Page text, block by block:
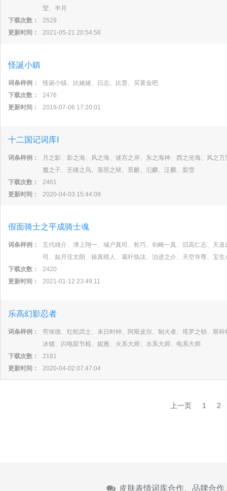
莹、半月
下载次数：
2529
更新时间：
2021-05-21 20:54:58
怪誕小鎮
词条样例：
怪诞小镇、比姥姥、日志、比普、买黄金吧
下载次数：
2476
更新时间：
2019-07-06 17:20:01
十二国记词库Ⅰ
词条样例：
月之影、影之海、风之海、迷宫之岸、东之海神、西之沧海、风之
魔之子、丕绪之鸟、落照之狱、景麒、氾麟、泛麟、梨雪
下载次数：
2461
更新时间：
2020-04-03 15:44:09
假面骑士之平成骑士魂
词条样例：
五代雄介、津上翔一、城户真司、乾巧、剑崎一真、旧高仁志、天
司、如月弦太朗、操真晴人、葛叶纨汰、泊进之介、天空寺尊、宝生
下载次数：
2420
更新时间：
2021-01-12 23:49:11
乐高幻影忍者
词条样例：
劳埃德、红蛇武士、末日时钟、阿斯皮尔、制火者、塔罗之钥、斯
冰镖、闪电双节棍、妮雅、火系大师、水系大师、电系大师
下载次数：
2181
更新时间：
2020-04-02 07:47:04
上一页 1 2
皮肤表情词库合作、品牌合